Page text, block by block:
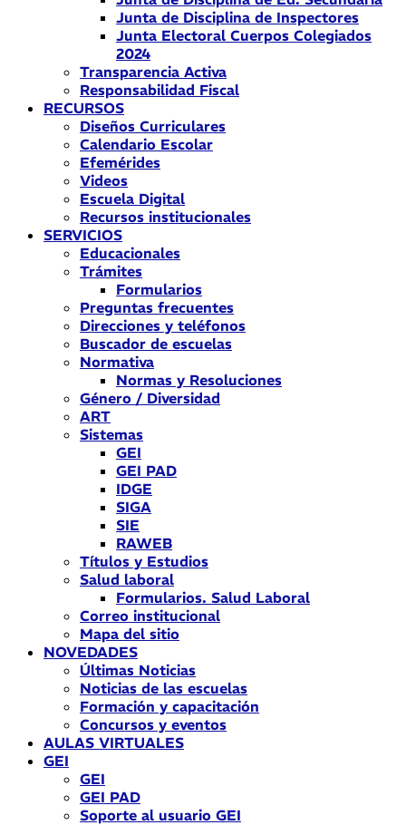
Junta de Disciplina de Inspectores
Junta Electoral Cuerpos Colegiados
2024
Transparencia Activa
Responsabilidad Fiscal
RECURSOS
Diseños Curriculares
Calendario Escolar
Efemérides
Videos
Escuela Digital
Recursos institucionales
SERVICIOS
Educacionales
Trámites
Formularios
Preguntas frecuentes
Direcciones y teléfonos
Buscador de escuelas
Normativa
Normas y Resoluciones
Género / Diversidad
ART
Sistemas
GEI
GEI PAD
IDGE
SIGA
SIE
RAWEB
Títulos y Estudios
Salud laboral
Formularios. Salud Laboral
Correo institucional
Mapa del sitio
NOVEDADES
Últimas Noticias
Noticias de las escuelas
Formación y capacitación
Concursos y eventos
AULAS VIRTUALES
GEI
GEI
GEI PAD
Soporte al usuario GEI